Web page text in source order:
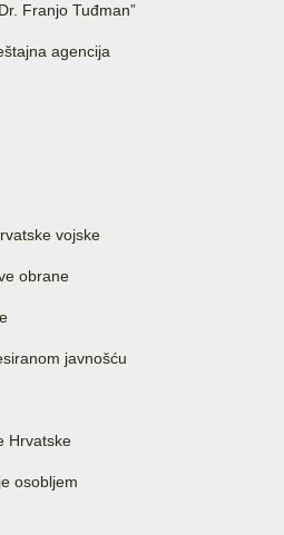
Franjo Tuđman”
agencija
vojske
obrane
javnošću
Hrvatske
osobljem